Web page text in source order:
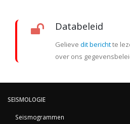
Databeleid
Gelieve dit berichtte
over ons
SEISMOLOGIE
Seismogrammen